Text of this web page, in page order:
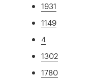
1931
1149
4
1302
1780